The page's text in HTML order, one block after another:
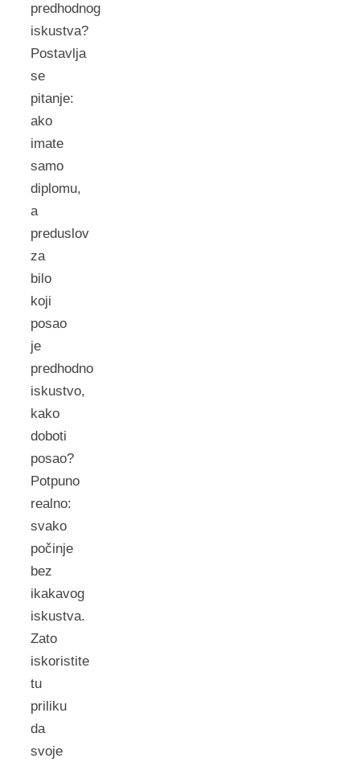
predhodnog
iskustva?
Postavlja
se
pitanje:
ako
imate
samo
diplomu,
a
preduslov
za
bilo
koji
posao
je
predhodno
iskustvo,
kako
doboti
posao?
Potpuno
realno:
svako
počinje
bez
ikakavog
iskustva.
Zato
iskoristite
tu
priliku
da
svoje